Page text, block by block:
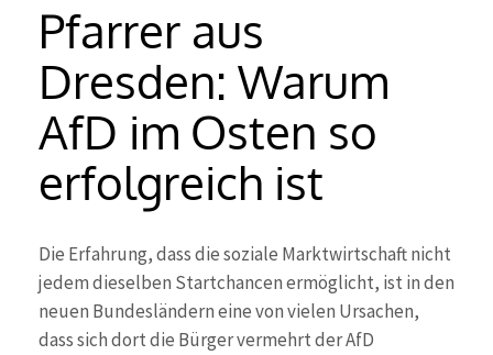
Pfarrer aus
Dresden: Warum
AfD im Osten so
erfolgreich ist
Die Erfahrung, dass die soziale Marktwirtschaft nicht
jedem dieselben Startchancen ermöglicht, ist in den
neuen Bundesländern eine von vielen Ursachen,
dass sich dort die Bürger vermehrt der AfD